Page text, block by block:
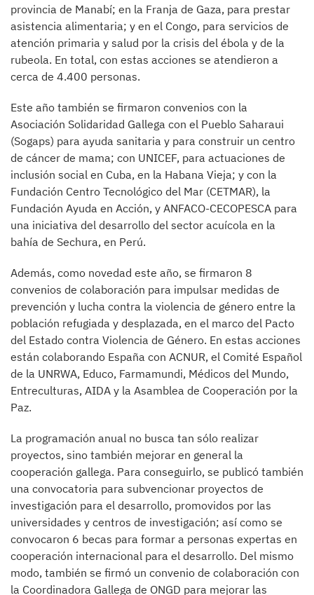
provincia de Manabí; en la Franja de Gaza, para prestar
asistencia alimentaria; y en el Congo, para servicios de
atención primaria y salud por la crisis del ébola y de la
rubeola. En total, con estas acciones se atendieron a
cerca de 4.400 personas.
Este año también se firmaron convenios con la
Asociación Solidaridad Gallega con el Pueblo Saharaui
(Sogaps) para ayuda sanitaria y para construir un centro
de cáncer de mama; con UNICEF, para actuaciones de
inclusión social en Cuba, en la Habana Vieja; y con la
Fundación Centro Tecnológico del Mar (CETMAR), la
Fundación Ayuda en Acción, y ANFACO-CECOPESCA para
una iniciativa del desarrollo del sector acuícola en la
bahía de Sechura, en Perú.
Además, como novedad este año, se firmaron 8
convenios de colaboración para impulsar medidas de
prevención y lucha contra la violencia de género entre la
población refugiada y desplazada, en el marco del Pacto
del Estado contra Violencia de Género. En estas acciones
están colaborando España con ACNUR, el Comité Español
de la UNRWA, Educo, Farmamundi, Médicos del Mundo,
Entreculturas, AIDA y la Asamblea de Cooperación por la
Paz.
La programación anual no busca tan sólo realizar
proyectos, sino también mejorar en general la
cooperación gallega. Para conseguirlo, se publicó también
una convocatoria para subvencionar proyectos de
investigación para el desarrollo, promovidos por las
universidades y centros de investigación; así como se
convocaron 6 becas para formar a personas expertas en
cooperación internacional para el desarrollo. Del mismo
modo, también se firmó un convenio de colaboración con
la Coordinadora Gallega de ONGD para mejorar las